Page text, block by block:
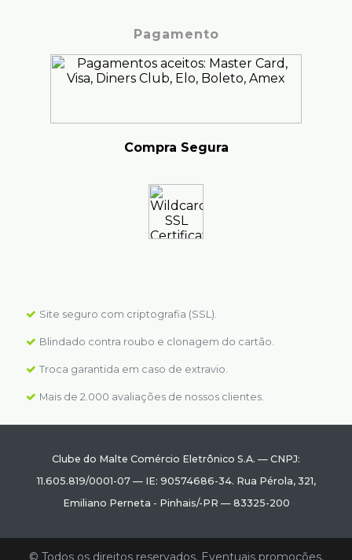
Pagamento
Compra Segura
Site seguro com criptografia (SSL).
Blindado contra roubo e clonagem do cartão.
Troca garantida em caso de extravio.
Mais de 2.000 avaliações de nossos clientes.
Clube do Malte Comércio Eletrônico S.A. — CNPJ:
11.605.819/0001-07— IE: 90574686-34. Rua Pérola, 321,
Emiliano Perneta - Pinhais/-PR — 83325-200
© Todos os direitos reservados. Eventuais promoções,